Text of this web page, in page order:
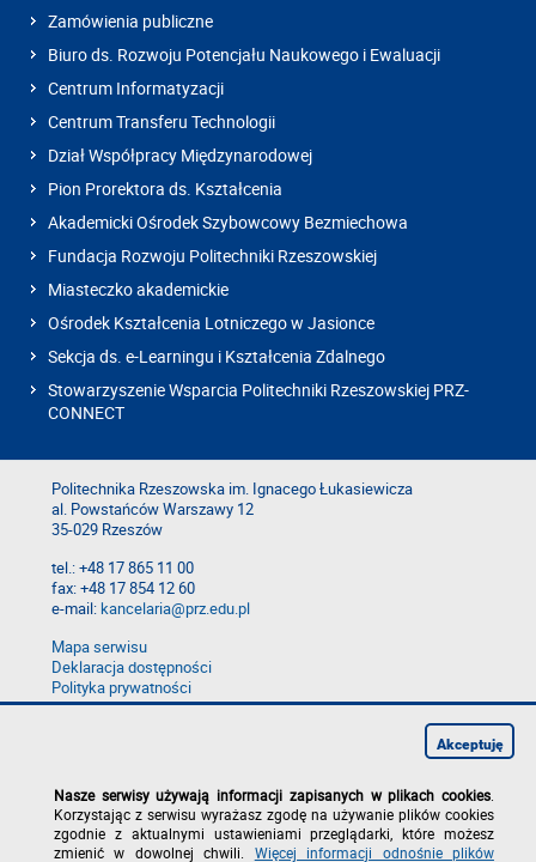
Zamówienia publiczne
Biuro ds. Rozwoju Potencjału Naukowego i Ewaluacji
Centrum Informatyzacji
Centrum Transferu Technologii
Dział Współpracy Międzynarodowej
Pion Prorektora ds. Kształcenia
Akademicki Ośrodek Szybowcowy Bezmiechowa
Fundacja Rozwoju Politechniki Rzeszowskiej
Miasteczko akademickie
Ośrodek Kształcenia Lotniczego w Jasionce
Sekcja ds. e-Learningu i Kształcenia Zdalnego
Stowarzyszenie Wsparcia Politechniki Rzeszowskiej PRZ-
CONNECT
Politechnika Rzeszowska im. Ignacego Łukasiewicza
al. Powstańców Warszawy 12
35-029 Rzeszów
tel.: +48 17 865 11 00
fax: +48 17 854 12 60
e-mail:kancelaria@prz.edu.pl
Mapa serwisu
Deklaracja dostępności
Polityka prywatności
Zgłoś błąd na stronie
Nasze serwisy używają informacji zapisanych w plikach cookies
Korzystając z serwisu wyrażasz zgodę na używanie plików cookies
zgodnie z aktualnymi ustawieniami przeglądarki, które możesz
zmienić w dowolnej chwili. Więcej informacji odnośnie plików
Akceptuję